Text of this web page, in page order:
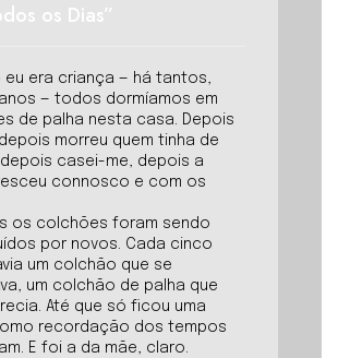
os Dias”
eu era criança — há tantos,
— todos dormíamos em
de palha nesta casa. Depois
morreu quem tinha de
casei-me, depois a
connosco e com os
os colchões foram sendo
por novos. Cada cinco
um colchão que se
um colchão de palha que
Até que só ficou uma
recordação dos tempos
E foi a da mãe, claro.